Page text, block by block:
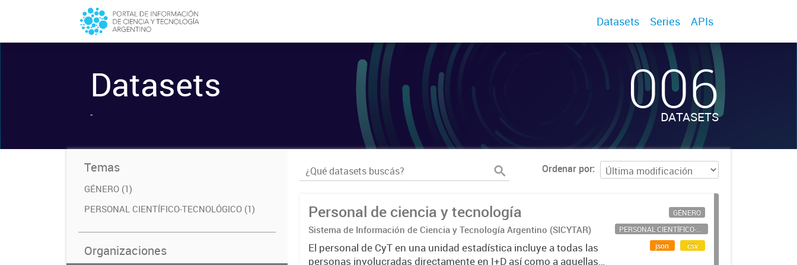
Datasets Series APIs
Datasets
- 006
DATASETS
Temas
GÉNERO (1)
PERSONAL CIENTÍFICO-TECNOLÓGICO (1)
Organizaciones
Ordenar por
Personal de ciencia y tecnología
Sistema de Información de Ciencia y Tecnología Argentino (SICYTAR)
El personal de CyT en una unidad estadística incluye a todas las
personas involucradas directamente en I+D así como a aquellas
GÉNERO
PERSONAL CIENTÍFICO-TECNOLÓGICO
json
csv